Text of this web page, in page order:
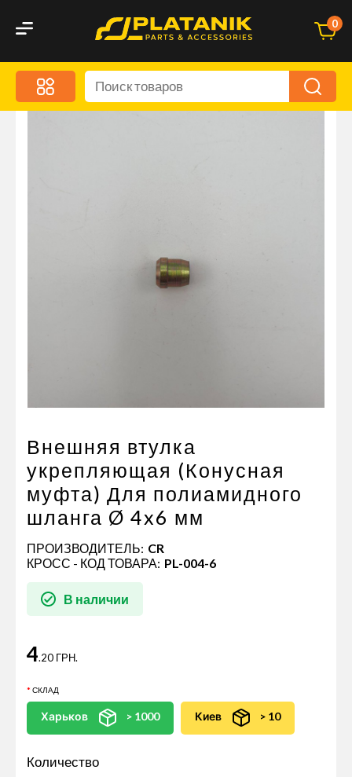
0
Меню
Акционные предложения
Запчасти кузова и зеркала
Инструменты
Автономное отопление и
кондиционировани
Стяжные ремни и тросы
Внешняя втулка
укрепляющая (Конусная
муфта) Для полиамидного
шланга Ø 4x6 мм
ПРОИЗВОДИТЕЛЬ: CR
КРОСС - КОД ТОВАРА: PL-004-6
В наличии
4.20 ГРН.
СКЛАД
Харьков > 1000 Киев > 10
Количество